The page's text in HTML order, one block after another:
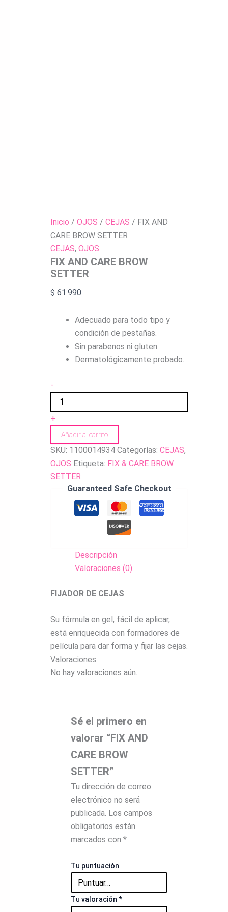
Inicio / OJOS / CEJAS / FIX AND
CARE BROW SETTER
CEJAS, OJOS
FIX AND CARE BROW
SETTER
$ 61.990
Adecuado para todo tipo y
condición de pestañas.
Sin parabenos ni gluten.
Dermatológicamente probado.
-
+
Añadir al carrito
SKU: 1100014934 Categorías: CEJAS,
OJOS Etiqueta: FIX & CARE BROW
SETTER
Guaranteed Safe Checkout
Descripción
Valoraciones (0)
FIJADOR DE CEJAS
Su fórmula en gel, fácil de aplicar,
está enriquecida con formadores de
película para dar forma y fijar las cejas.
Valoraciones
No hay valoraciones aún.
Sé el primero en
valorar “FIX AND
CARE BROW
SETTER”
Tu dirección de correo
electrónico no será
publicada. Los campos
obligatorios están
marcados con *
Tu puntuación
Tu valoración *